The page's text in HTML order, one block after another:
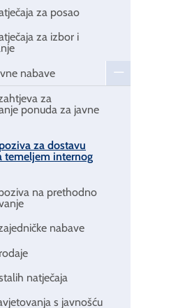
za posao
za izbor i
nabave
za
ponuda za javne
za dostavu
temeljem internog
na prethodno
nabave
natječaja
s javnošću